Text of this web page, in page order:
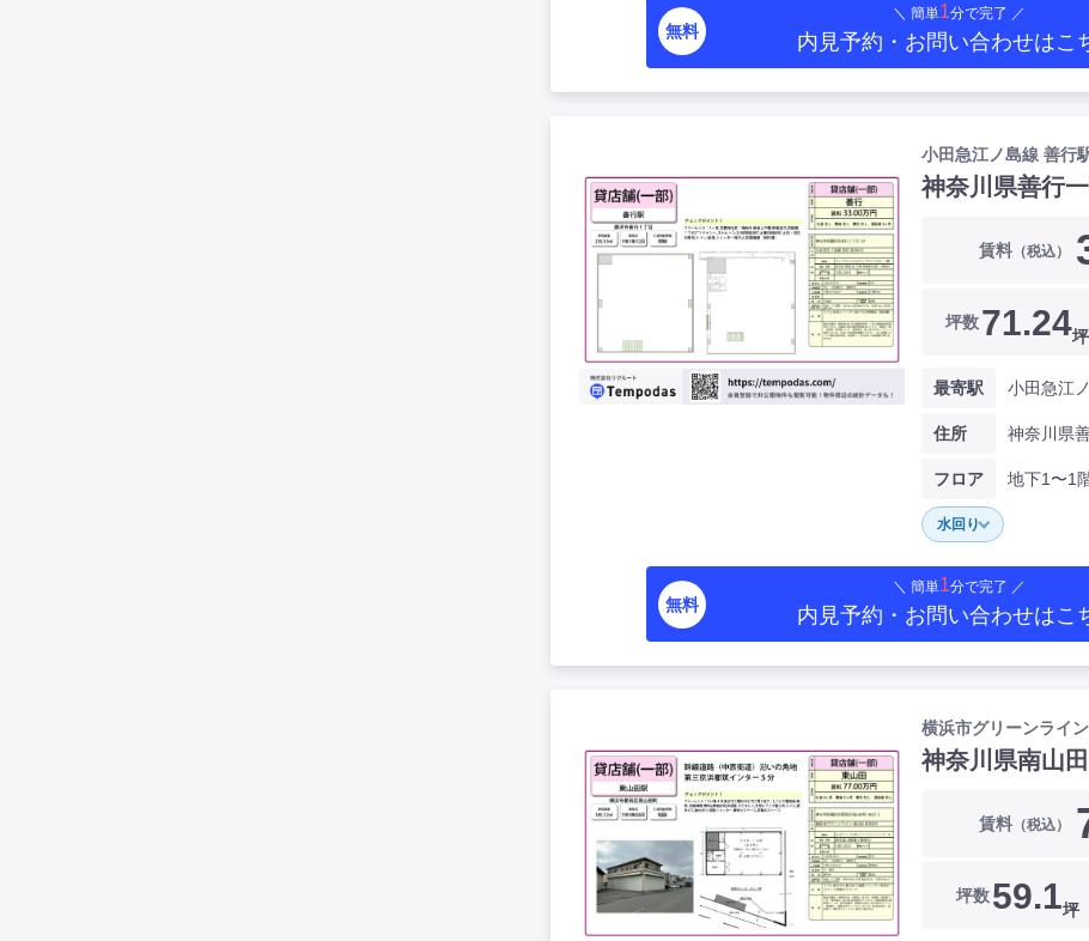
無料
＼ 簡単1分で完了 ／
内見予約・お問い合わせはこ
⼩⽥急江ノ島線 善⾏
神奈川県善行
賃料（税込）
坪数71.24坪
最寄駅
住所
フロア 地下1〜1
水回り
無料
＼ 簡単1分で完了 ／
内見予約・お問い合わせはこ
横浜市グリーンライ
神奈川県南山
賃料（税込）
坪数 59.1坪